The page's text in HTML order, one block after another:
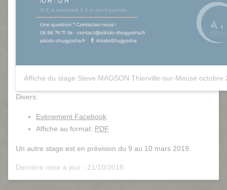
Affiche du stage Steve MAGSON Thierville-sur-Meuse octobre
Divers:
Evénement Facebook
Affiche au format: PDF
Un autre stage est en prévision du 9 au 10 mars 2019.
Dernière mise à jour : 21/10/2018